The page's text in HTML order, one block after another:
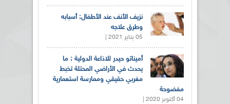
نزيف الأنف عند الأطفال: أسبابه
وطرق علاجه
05 يناير 2021 |
أميناتو حيدر للاذاعة الدولية : ما
يحدث في الأراضي المحتلة تخبط
مغربي حقيقي وممارسة استعمارية
مفضوحة
04 أكتوبر 2020 |